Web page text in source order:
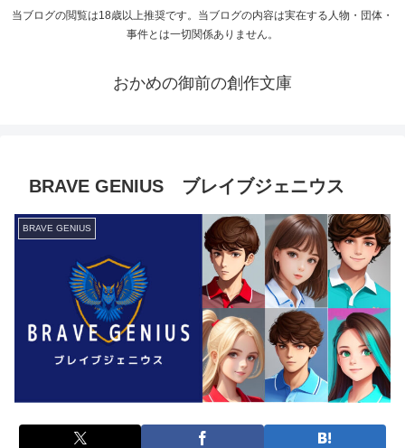
当ブログの閲覧は18歳以上推奨です。当ブログの内容は実在する人物・団体・
事件とは一切関係ありません。
おかめの御前の創作文庫
BRAVE GENIUS ブレイブジェニウス
BRAVE GENIUS